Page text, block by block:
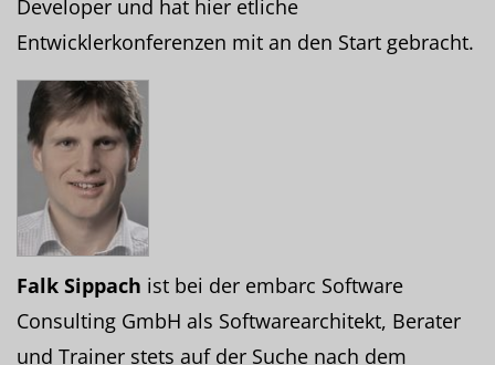
Developer und hat hier etliche
Entwicklerkonferenzen mit an den Start gebracht.
Falk Sippach ist bei der embarc Software
Consulting GmbH als Softwarearchitekt, Berater
und Trainer stets auf der Suche nach dem